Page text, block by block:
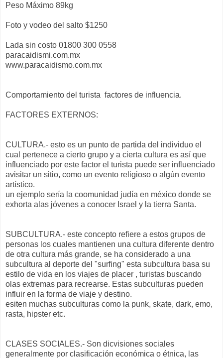
Peso Máximo 89kg
Foto y vodeo del salto $1250
Lada sin costo 01800 300 0558
paracaidismi.com.mx
www.paracaidismo.com.mx
Comportamiento del turista factores de influencia.
FACTORES EXTERNOS:
CULTURA.- esto es un punto de partida del individuo el
cual pertenece a cierto grupo y a cierta cultura es así que
influenciado por este factor el turista puede ser influenciado
avisitar un sitio, como un evento religioso o algún evento
artístico.
un ejemplo sería la coomunidad judía en méxico donde se
exhorta alas jóvenes a conocer Israel y la tierra Santa.
SUBCULTURA.- este concepto refiere a estos grupos de
personas los cuales mantienen una cultura diferente dentro
de otra cultura más grande, se ha considerado a una
subcultura al deporte del "surfing" esta subcultura basa su
estilo de vida en los viajes de placer , turistas buscando
olas extremas para recrearse. Estas subculturas pueden
influir en la forma de viaje y destino.
esiten muchas subculturas como la punk, skate, dark, emo,
rasta, hipster etc.
CLASES SOCIALES.- Son dicvisiones sociales
generalmente por clasificación económica o étnica, las